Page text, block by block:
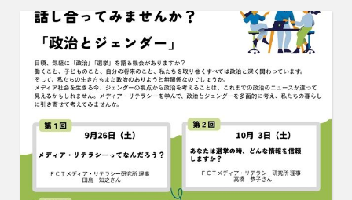
り
な
く
自
分
ら
し
生
き
ら